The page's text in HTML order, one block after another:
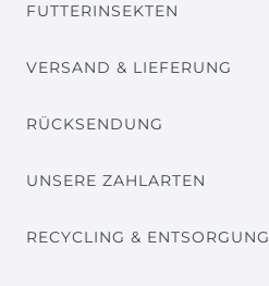
FUTTERINSEKTEN
VERSAND & LIEFERUNG
RÜCKSENDUNG
UNSERE ZAHLARTEN
RECYCLING & ENTSORGUNG